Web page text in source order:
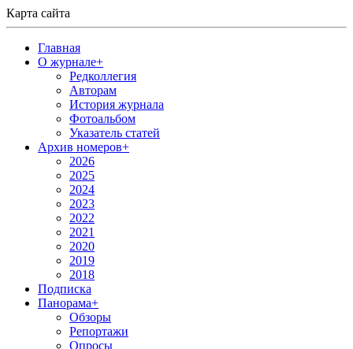
Карта сайта
Главная
О журнале+
Редколлегия
Авторам
История журнала
Фотоальбом
Указатель статей
Архив номеров+
2026
2025
2024
2023
2022
2021
2020
2019
2018
Подписка
Панорама+
Обзоры
Репортажи
Опросы